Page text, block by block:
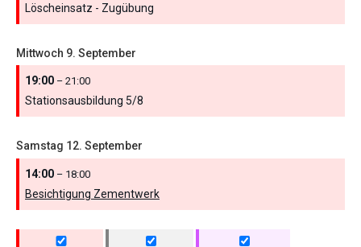
Löscheinsatz - Zugübung
Mittwoch 9. September
19:00 – 21:00
Stationsausbildung 5/8
Samstag 12. September
14:00 – 18:00
Besichtigung Zementwerk